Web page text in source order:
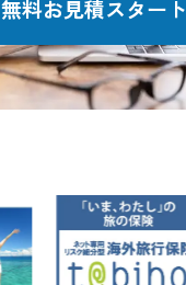
無料お見積スタート